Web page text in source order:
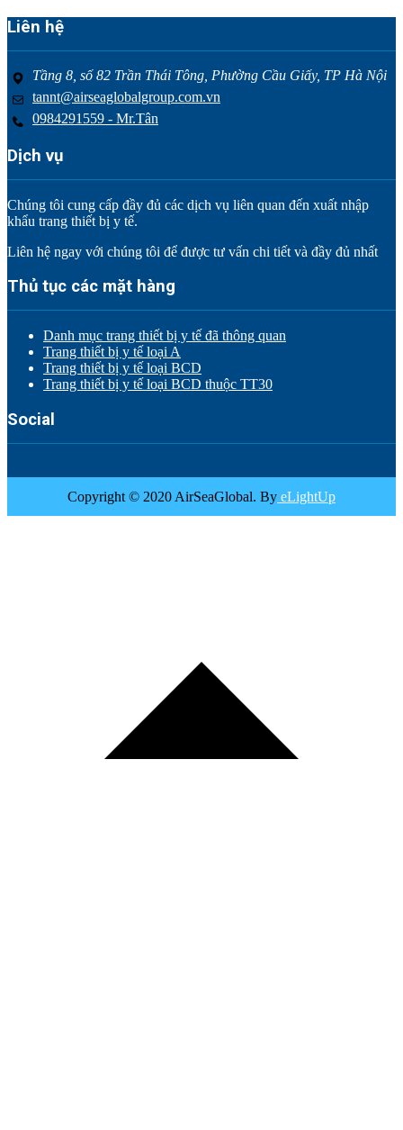
Liên hệ
Tầng 8, số 82 Trần Thái Tông, Phường Cầu Giấy, TP Hà Nội
tannt@airseaglobalgroup.com.vn
0984291559 - Mr.Tân
Dịch vụ
Chúng tôi cung cấp đầy đủ các dịch vụ liên quan đến xuất nhập
khẩu trang thiết bị y tế.
Liên hệ ngay với chúng tôi để được tư vấn chi tiết và đầy đủ nhất
Thủ tục các mặt hàng
Danh mục trang thiết bị y tế đã thông quan
Trang thiết bị y tế loại A
Trang thiết bị y tế loại BCD
Trang thiết bị y tế loại BCD thuộc TT30
Social
Copyright © 2020 AirSeaGlobal. By eLightUp